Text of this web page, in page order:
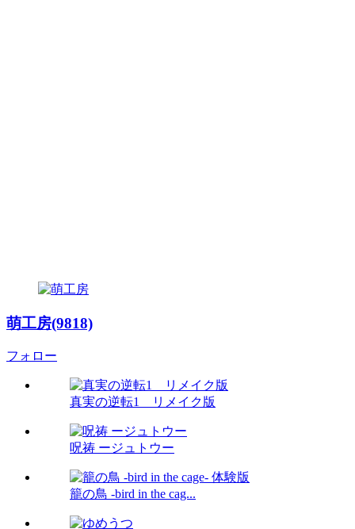
萌工房(9818)
フォロー
真実の逆転1 リメイク版
呪祷 ージュトウー
籠の鳥 -bird in the cag...